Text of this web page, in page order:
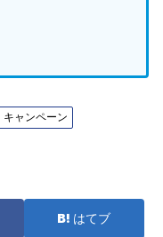
キャンペーン
はてブ